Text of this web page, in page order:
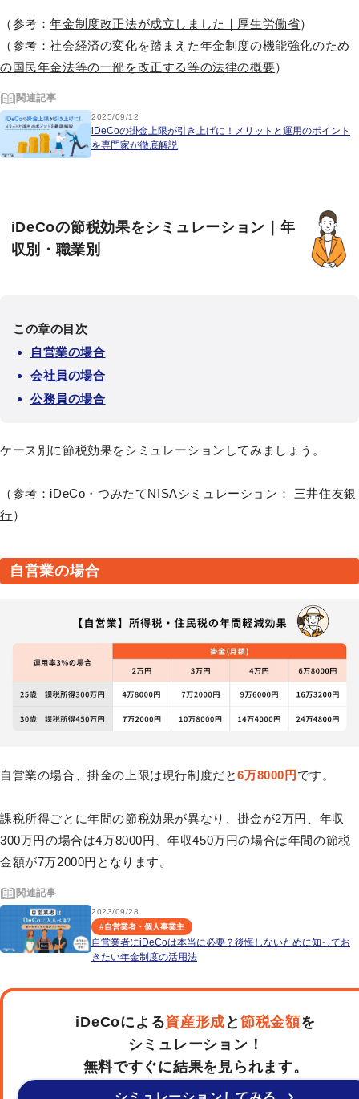
（参考：年金制度改正法が成立しました｜厚生労働省）
（参考：社会経済の変化を踏まえた年金制度の機能強化のため
の国民年金法等の一部を改正する等の法律の概要）
関連記事
2025/09/12
iDeCoの掛金上限が引き上げに！メリットと運用のポイント
を専門家が徹底解説
iDeCoの節税効果をシミュレーション｜年
収別・職業別
この章の目次
自営業の場合
会社員の場合
公務員の場合
ケース別に節税効果をシミュレーションしてみましょう。
（参考： iDeCo・つみたてNISAシミュレーション： 三井住友銀
行）
自営業の場合
自営業の場合、掛金の上限は現行制度だと6万8000円 です。
課税所得ごとに年間の節税効果が異なり、掛金が2万円、年収
300万円の場合は4万8000円、年収450万円の場合は年間の節税
金額が7万2000円となります。
関連記事
2023/09/28
#自営業者・個人事業主
自営業者にiDeCoは本当に必要？後悔しないために知ってお
きたい年金制度の活用法
iDeCoによる資産形成 と 節税金額を
シミュレーション！
無料ですぐに結果を見られます。